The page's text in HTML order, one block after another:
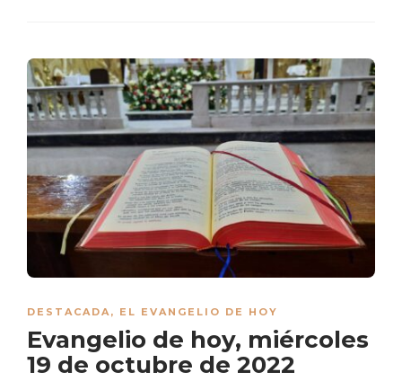
DESTACADA, EL EVANGELIO DE HOY
Evangelio de hoy, miércoles
19 de octubre de 2022